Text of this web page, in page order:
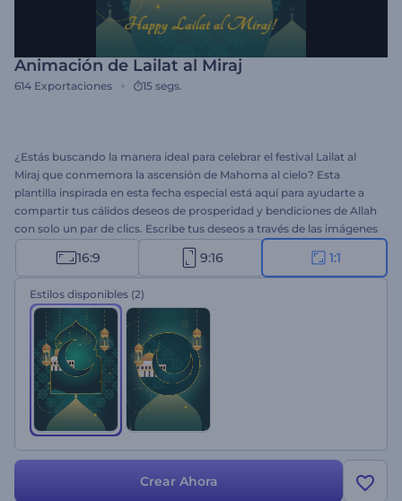
Animación de Lailat al Miraj
614 Exportaciones 15 segs.
¿Estás buscando la manera ideal para celebrar el festival Lailat al
Miraj que conmemora la ascensión de Mahoma al cielo? Esta
plantilla inspirada en esta fecha especial está aquí para ayudarte a
compartir tus cálidos deseos de prosperidad y bendiciones de Allah
con solo un par de clics. Escribe tus deseos a través de las imágenes
animadas de Lailat al Miraj, carga tu logo y espera unos minutos
para obtener un video animado. Es perfecto para enviar saludos por
Lailat al Miraj, enviar invitaciones a celebraciones y mucho más.
¡Pruébalo ahora!
16:9 9:16 1:1
Estilos disponibles (2)
Crear Ahora